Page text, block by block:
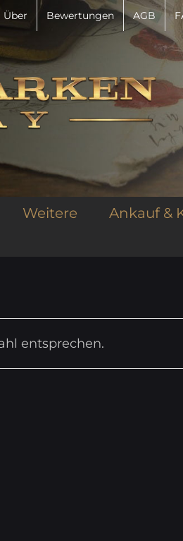
Über Bewertungen AGB
Weitere Ankauf &
entsprechen.